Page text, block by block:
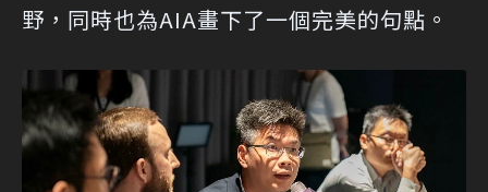
野，同時也為AIA畫下了一個完美的句點。